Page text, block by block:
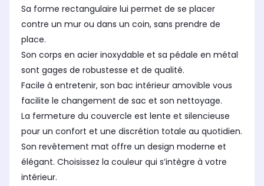
Sa forme rectangulaire lui permet de se placer
contre un mur ou dans un coin, sans prendre de
place.
Son corps en acier inoxydable et sa pédale en métal
sont gages de robustesse et de qualité.
Facile à entretenir, son bac intérieur amovible vous
facilite le changement de sac et son nettoyage.
La fermeture du couvercle est lente et silencieuse
pour un confort et une discrétion totale au quotidien.
Son revêtement mat offre un design moderne et
élégant. Choisissez la couleur qui s’intègre à votre
intérieur.